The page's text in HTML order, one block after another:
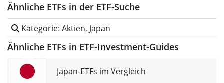
Ähnliche ETFs in der ETF-Suche
Kategorie: Aktien, Japan
Ähnliche ETFs in ETF-Investment-Guides
Japan-ETFs im Vergleich